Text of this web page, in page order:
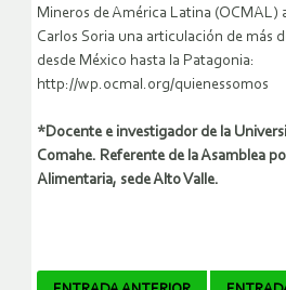
Mineros de América Latina (OCMAL)
Carlos Soria una articulación de más
desde México hasta la Patagonia:
http://wp.ocmal.org/quienessomos
*Docente e investigador de la
Comahe. Referente de la Asamblea
Alimentaria, sede Alto Valle.